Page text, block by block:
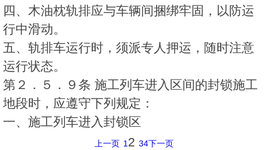
四、木油枕轨排应与车辆间捆绑牢固，以防运
行中滑动。
五、轨排车运行时，须派专人押运，随时注意
运行状态。
第２．５．９条 施工列车进入区间的封锁施工
地段时，应遵守下列规定：
一、施工列车进入封锁区
上一页 1 2 34下一页